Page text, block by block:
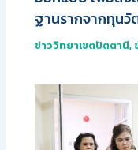
ฐานรากจากทุน
ข่าววิทยาเขตปัตตานี,